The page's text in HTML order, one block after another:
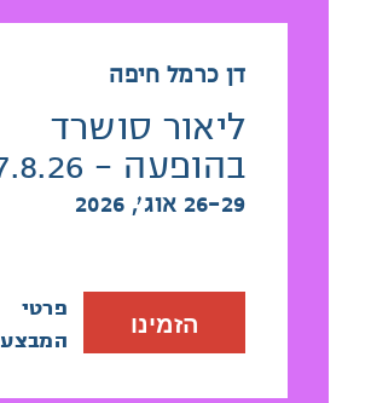
| נמרוד הראל
לכלל מבצעי הקיץ - לחצו כאן
דן כרמל חיפה
ליאור סושרד
בהופעה - 27.8.26
26-29 אוג׳, 2026
הזמינו
פרטי
המבצע